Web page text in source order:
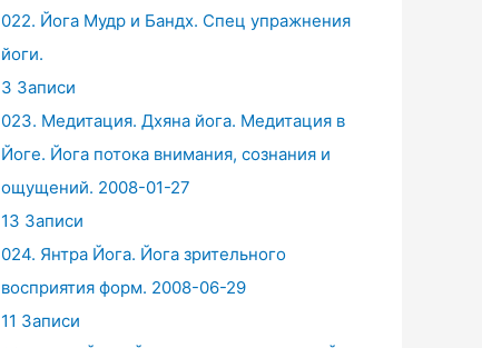
022. Йога Мудр и Бандх. Спец упражнения
йоги.
3 Записи
023. Медитация. Дхяна йога. Медитация в
Йоге. Йога потока внимания, сознания и
ощущений. 2008-01-27
13 Записи
024. Янтра Йога. Йога зрительного
восприятия форм. 2008-06-29
11 Записи